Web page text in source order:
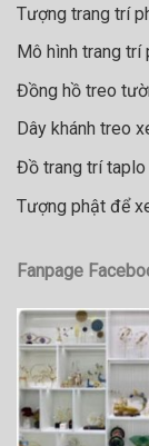
Tượng trang trí
Mô hình trang trí
Đồng hồ treo
Dây khánh treo
Đồ trang trí taplo
Tượng phật để
Fanpage